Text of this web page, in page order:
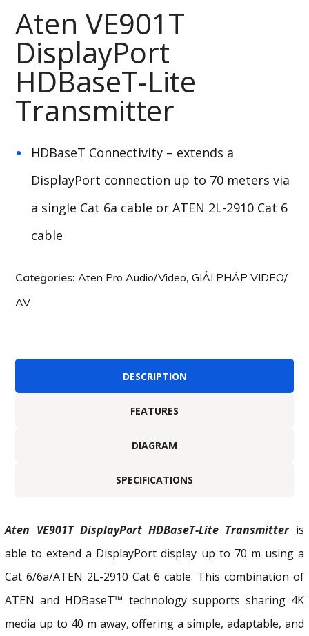
Aten VE901T
DisplayPort
HDBaseT-Lite
Transmitter
HDBaseT Connectivity – extends a
DisplayPort connection up to 70 meters via
a single Cat 6a cable or ATEN 2L-2910 Cat 6
cable
Categories:Aten Pro Audio/Video,GIẢI PHÁP VIDEO/
AV
DESCRIPTION
FEATURES
DIAGRAM
SPECIFICATIONS
Aten VE901T DisplayPort HDBaseT-Lite Transmitter is
able to extend a DisplayPort display up to 70 m using a
Cat 6/6a/ATEN 2L-2910 Cat 6 cable. This combination of
ATEN and HDBaseT™ technology supports sharing 4K
media up to 40 m away, offering a simple, adaptable, and